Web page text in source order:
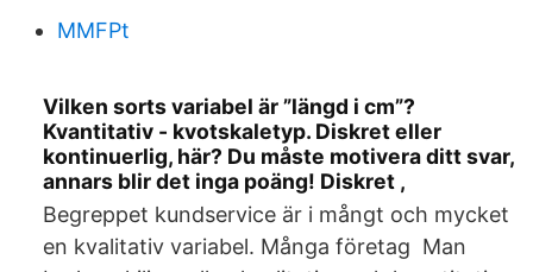
MMFPt
Vilken sorts variabel är ”längd i cm”?
Kvantitativ - kvotskaletyp. Diskret eller
kontinuerlig, här? Du måste motivera ditt svar,
annars blir det inga poäng! Diskret ,
Begreppet kundservice är i mångt och mycket
en kvalitativ variabel. Många företag Man